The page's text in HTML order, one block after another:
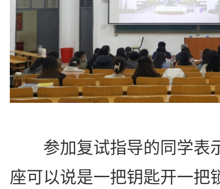
参加复试指导的同学表
座可以说是一把钥匙开一把